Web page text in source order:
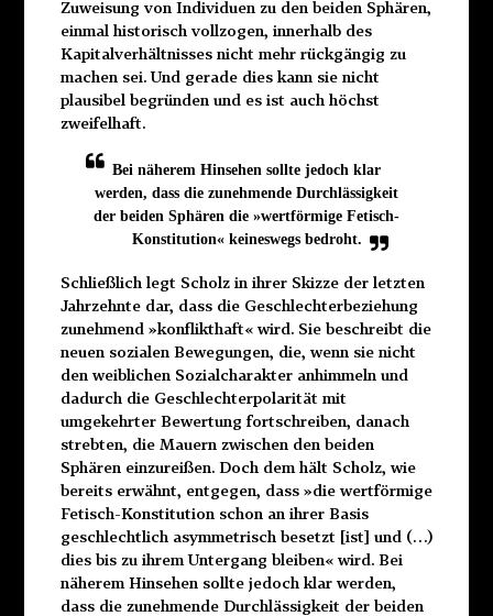
Zuweisung von Individuen zu den beiden Sphären,
einmal historisch vollzogen, innerhalb des
Kapitalverhältnisses nicht mehr rückgängig zu
machen sei. Und gerade dies kann sie nicht
plausibel begründen und es ist auch höchst
zweifelhaft.
Bei näherem Hinsehen sollte jedoch klar
werden, dass die zunehmende Durchlässigkeit
der beiden Sphären die »wertförmige Fetisch-
Konstitution« keineswegs bedroht.
Schließlich legt Scholz in ihrer Skizze der letzten
Jahrzehnte dar, dass die Geschlechterbeziehung
zunehmend »konflikthaft« wird. Sie beschreibt die
neuen sozialen Bewegungen, die, wenn sie nicht
den weiblichen Sozialcharakter anhimmeln und
dadurch die Geschlechterpolarität mit
umgekehrter Bewertung fortschreiben, danach
strebten, die Mauern zwischen den beiden
Sphären einzureißen. Doch dem hält Scholz, wie
bereits erwähnt, entgegen, dass »die wertförmige
Fetisch-Konstitution schon an ihrer Basis
geschlechtlich asymmetrisch besetzt [ist] und (…)
dies bis zu ihrem Untergang bleiben« wird. Bei
näherem Hinsehen sollte jedoch klar werden,
dass die zunehmende Durchlässigkeit der beiden